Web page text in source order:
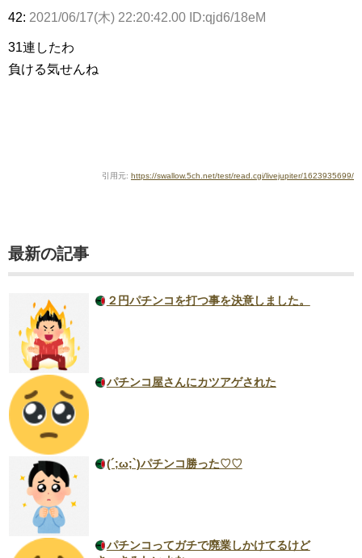
42: 2021/06/17(木) 22:20:42.00 ID:qjd6/18eM
31連したわ
負ける気せんね
引用元: https://swallow.5ch.net/test/read.cgi/livejupiter/1623935699/
最新の記事
２円パチンコを打つ事を決意しました。
パチンコ屋さんにカツアゲされた
(´;ω;`)パチンコ勝った♡♡
パチンコってガチで廃業しかけてるけど